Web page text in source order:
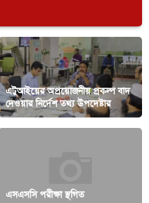
এটুআইয়ের অপ্রয়োজনীয় প্রকল্প বাদ
দেওয়ার নির্দেশ তথ্য উপদেষ্টার
এসএসসি পরীক্ষা স্থগিত